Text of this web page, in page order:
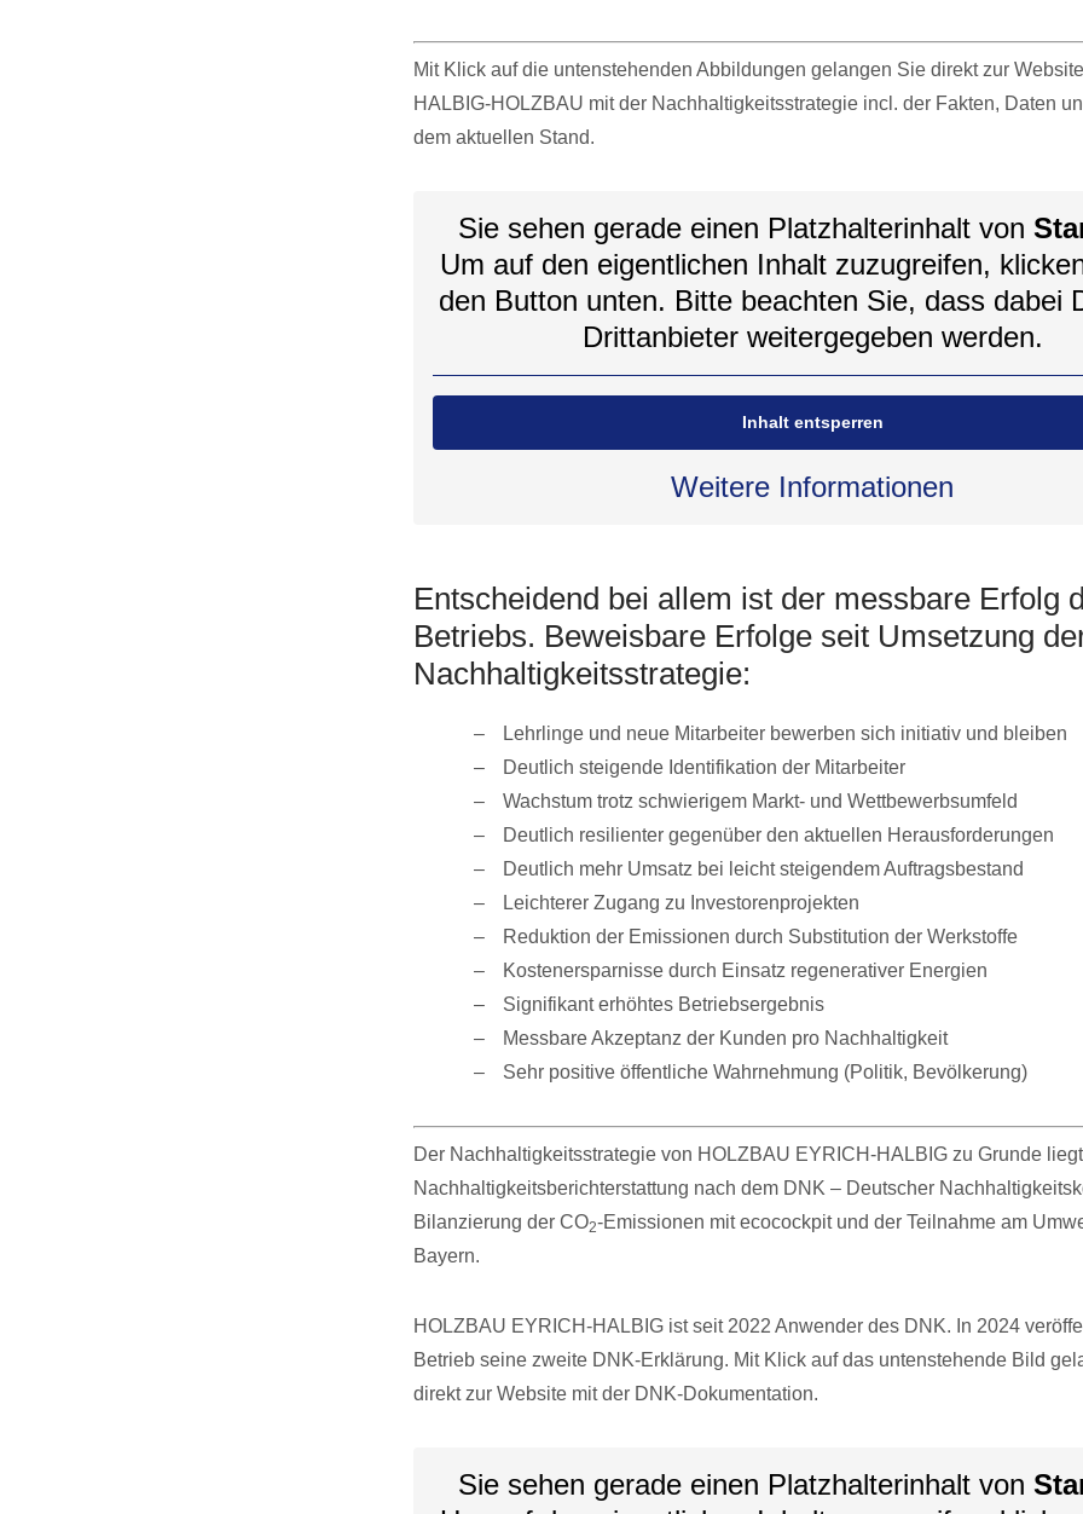
Mit Klick auf die untenstehenden Abbildungen gelangen Sie direkt zur
HALBIG-HOLZBAU mit der Nachhaltigkeitsstrategie incl. der Fakten, Daten
dem aktuellen Stand.
Sie sehen gerade einen Platzhalterinhalt von
Um auf den eigentlichen Inhalt zuzugreifen,
den Button unten. Bitte beachten Sie, dass dabei
Drittanbieter weitergegeben werden.
Inhalt entsperren
Weitere Informationen
Entscheidend bei allem ist der messbare Erfolg
Betriebs. Beweisbare Erfolge seit Umsetzung
Nachhaltigkeitsstrategie:
Lehrlinge und neue Mitarbeiter bewerben sich initiativ und bleiben
Deutlich steigende Identifikation der Mitarbeiter
Wachstum trotz schwierigem Markt- und Wettbewerbsumfeld
Deutlich resilienter gegenüber den aktuellen Herausforderungen
Deutlich mehr Umsatz bei leicht steigendem Auftragsbestand
Leichterer Zugang zu Investorenprojekten
Reduktion der Emissionen durch Substitution der Werkstoffe
Kostenersparnisse durch Einsatz regenerativer Energien
Signifikant erhöhtes Betriebsergebnis
Messbare Akzeptanz der Kunden pro Nachhaltigkeit
Sehr positive öffentliche Wahrnehmung (Politik, Bevölkerung)
Der Nachhaltigkeitsstrategie von HOLZBAU EYRICH-HALBIG zu Grunde
Nachhaltigkeitsberichterstattung nach dem DNK – Deutscher
Bilanzierung der CO2-Emissionen mit ecocockpit und der Teilnahme am
Bayern.
HOLZBAU EYRICH-HALBIG ist seit 2022 Anwender des DNK. In 2024
Betrieb seine zweite DNK-Erklärung. Mit Klick auf das untenstehende Bild
direkt zur Website mit der DNK-Dokumentation.
Sie sehen gerade einen Platzhalterinhalt von